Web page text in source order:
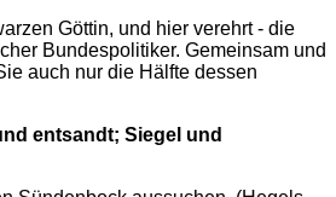
Göttin, und hier verehrt - die
Bundespolitiker. Gemeinsam und
auch nur die Hälfte dessen
entsandt; Siegel und